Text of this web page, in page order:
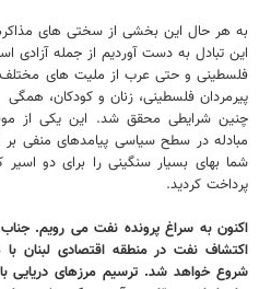
این تبادل به دست آوردیم از جمله آزادی
فلسطینی و حتی عرب از ملیت های مختلف
پیرمردان فلسطینی، زنان و کودکان، همگی
چنین شرایطی محقق شد. این یکی از
مبادله در سطح سیاسی پیامدهای منفی
شما بهای بسیار سنگینی را برای دو
پرداخت کردید.
اکنون به سراغ پرونده نفت می رویم.
اکتشاف نفت در منطقه اقتصادی لبنان
شروع خواهد شد. ترسیم مرزهای دریایی